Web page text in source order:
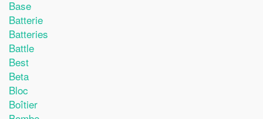
Base
Batterie
Batteries
Battle
Best
Beta
Bloc
Boîtier